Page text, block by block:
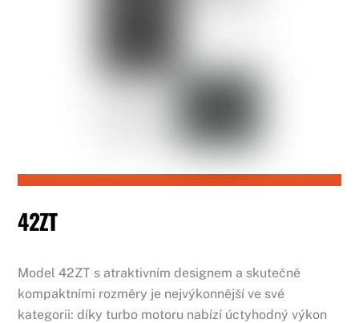
42ZT
Model 42ZT s atraktivním designem a skutečně
kompaktními rozměry je nejvýkonnější ve své
kategorii: díky turbo motoru nabízí úctyhodný výkon